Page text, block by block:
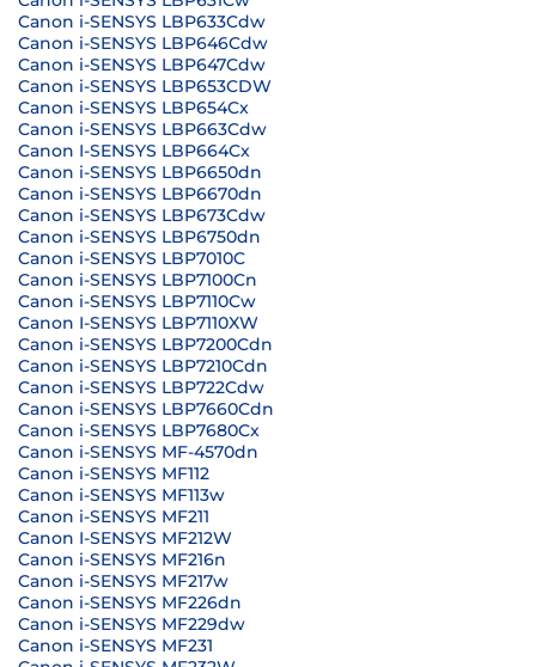
Canon i-SENSYS LBP633Cdw
Canon i-SENSYS LBP646Cdw
Canon i-SENSYS LBP647Cdw
Canon i-SENSYS LBP653CDW
Canon i-SENSYS LBP654Cx
Canon i-SENSYS LBP663Cdw
Canon I-SENSYS LBP664Cx
Canon i-SENSYS LBP6650dn
Canon i-SENSYS LBP6670dn
Canon i-SENSYS LBP673Cdw
Canon i-SENSYS LBP6750dn
Canon i-SENSYS LBP7010C
Canon i-SENSYS LBP7100Cn
Canon i-SENSYS LBP7110Cw
Canon I-SENSYS LBP7110XW
Canon i-SENSYS LBP7200Cdn
Canon i-SENSYS LBP7210Cdn
Canon i-SENSYS LBP722Cdw
Canon i-SENSYS LBP7660Cdn
Canon i-SENSYS LBP7680Cx
Canon i-SENSYS MF-4570dn
Canon i-SENSYS MF112
Canon i-SENSYS MF113w
Canon i-SENSYS MF211
Canon I-SENSYS MF212W
Canon i-SENSYS MF216n
Canon i-SENSYS MF217w
Canon i-SENSYS MF226dn
Canon i-SENSYS MF229dw
Canon i-SENSYS MF231